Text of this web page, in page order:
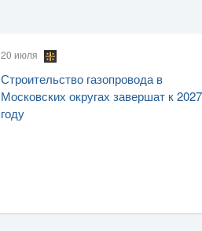
20 июля
Строительство газопровода в
Московских округах завершат к 2027
году